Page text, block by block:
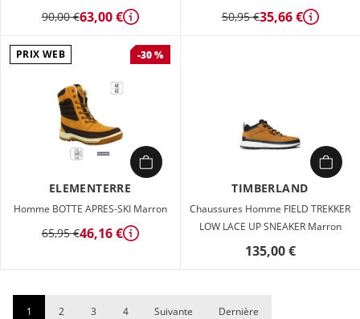
90,00 €63,00 € Détails
50,95 €35,66 € Détails
PRIX WEB -30 %
ELEMENTERRE
Homme BOTTE APRES-SKI Marron
65,95 €46,16 € Détails
TIMBERLAND
Chaussures Homme FIELD TREKKER
LOW LACE UP SNEAKER Marron
135,00 €
1 2 3 4 Suivante Dernière